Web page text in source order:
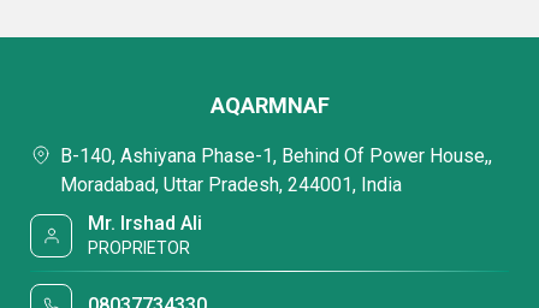
AQARMNAF
B-140, Ashiyana Phase-1, Behind Of Power House,,
Moradabad, Uttar Pradesh, 244001, India
Mr. Irshad Ali
PROPRIETOR